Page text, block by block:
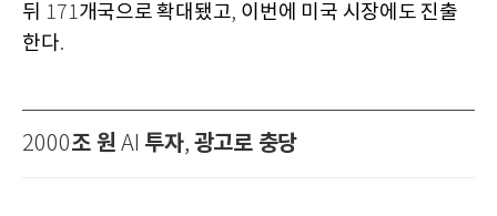
뒤 171개국으로 확대됐고, 이번에 미국 시장에도 진출
한다.
2000조 원 AI 투자, 광고로 충당